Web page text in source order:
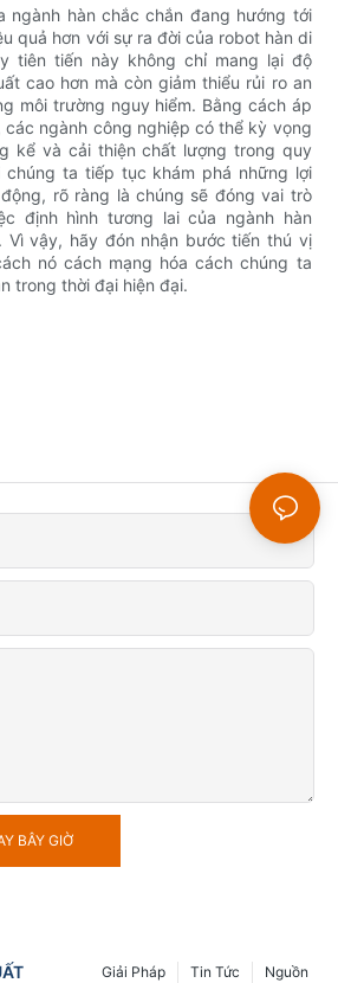
ngành hàn chắc chắn đang hướng tới
quả hơn với sự ra đời của robot hàn di
tiên tiến này không chỉ mang lại độ
cao hơn mà còn giảm thiểu rủi ro an
môi trường nguy hiểm. Bằng cách áp
ngành công nghiệp có thể kỳ vọng
kể và cải thiện chất lượng trong quy
chúng ta tiếp tục khám phá những lợi
rõ ràng là chúng sẽ đóng vai trò
định hình tương lai của ngành hàn
Vì vậy, hãy đón nhận bước tiến thú vị
nó cách mạng hóa cách chúng ta
trong thời đại hiện đại.
BÂY GIỜ
Nguồn
Tin Tức
Giải Pháp